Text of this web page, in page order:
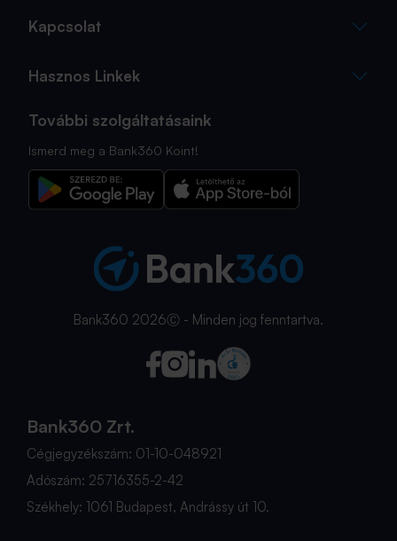
Kapcsolat
Hasznos Linkek
További szolgáltatásaink
Ismerd meg a Bank360 Koint!
Bank360 2026Ⓒ - Minden jog fenntartva.
Bank360 Zrt.
Cégjegyzékszám: 01-10-048921
Adószám: 25716355-2-42
Székhely: 1061 Budapest, Andrássy út 10.